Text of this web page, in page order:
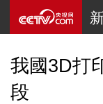
我國3D打
段